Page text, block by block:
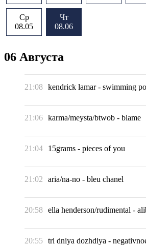
Ср
08.05
Чт
08.06
06 Августа
21:08 kendrick lamar- swimming
21:06 karma/meysta/btwob - blame
21:04 15grams - pieces of you
21:02 aria/na-no - bleu chanel
20:58 ella henderson/rudimental -
20:55 tri dniya dozhdiya -